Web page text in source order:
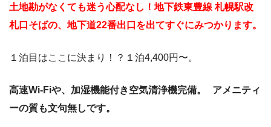
土地勘がなくても迷う心配なし！地下鉄東豊線 札幌駅改
札口そばの、地下道22番出口を出てすぐにみつかります。
１泊目はここに決まり！？１泊4,400円〜。
高速Wi-Fiや、加湿機能付き空気清浄機完備。 アメニティ
ーの質も文句無しです。